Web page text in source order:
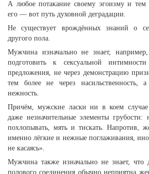
А любое потакание своему эгоизму и тем
его — вот путь духовной деградации.
Не существует врождённых знаний о
другого пола.
Мужчина изначально не знает,
подготовить к сексуальной
предложения, не через демонстрацию
тем более не через насильственность,
нежность.
Причём, мужские ласки ни в коем
даже незначительные элементы грубости:
похлопывать, мять и тискать. Напротив,
именно лёгкие и нежные поглаживания,
не касаясь».
Мужчина также изначально не знает, что
полового соединения обычно неприятна